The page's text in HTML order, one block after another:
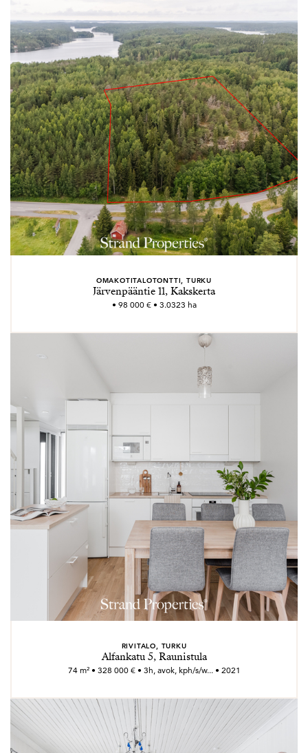
OMAKOTITALOTONTTI, TURKU
Järvenpääntie 11, Kakskerta
• 98 000 € • 3.0323 ha
RIVITALO, TURKU
Alfankatu 5, Raunistula
74 m² • 328 000 € • 3h, avok, kph/s/w... • 2021